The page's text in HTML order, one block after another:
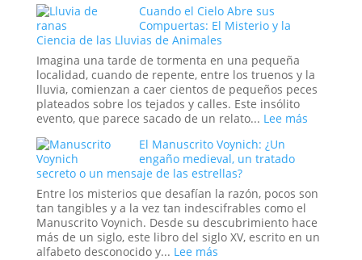
Poder
y
la
Reconfiguración
del
Orden
Global
en
Era
Trump
Cuando el Cielo Abre sus
Compuertas: El Misterio y la
Ciencia de las Lluvias de Animales
Imagina una tarde de tormenta en una pequeña
localidad, cuando de repente, entre los truenos y la
lluvia, comienzan a caer cientos de pequeños peces
plateados sobre los tejados y calles. Este insólito
evento, que parece sacado de un relato... Lee más:
sus
El
Misterio
El Manuscrito Voynich: ¿Un
engaño medieval, un tratado
secreto o un mensaje de las estrellas?
Entre los misterios que desafían la razón, pocos son
tan tangibles y a la vez tan indescifrables como el
Manuscrito Voynich. Desde su descubrimiento hace
más de un siglo, este libro del siglo XV, escrito en un
alfabeto desconocido y... Lee más: